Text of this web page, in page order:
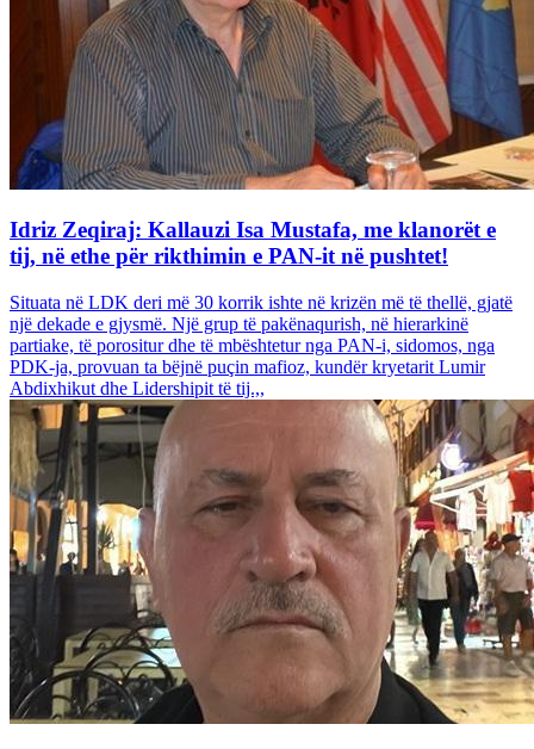
Idriz Zeqiraj: Kallauzi Isa Mustafa, me klanorët e
tij, në ethe për rikthimin e PAN-it në pushtet!
Situata në LDK deri më 30 korrik ishte në krizën më të thellë, gjatë
një dekade e gjysmë. Një grup të pakënaqurish, në hierarkinë
partiake, të porositur dhe të mbështetur nga PAN-i, sidomos, nga
PDK-ja, provuan ta bëjnë puçin mafioz, kundër kryetarit Lumir
Abdixhikut dhe Lidershipit të tij.,,